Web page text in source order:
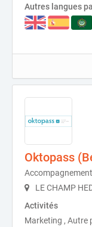
Autres langues
Oktopass
LE CHAMP
Activités
Marketing , Autre